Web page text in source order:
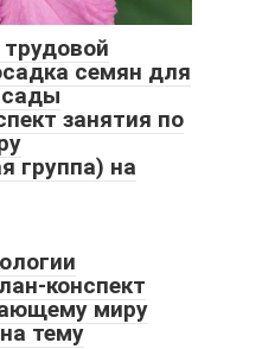
семян для
занятия по
группа) на
конспект
миру
тему